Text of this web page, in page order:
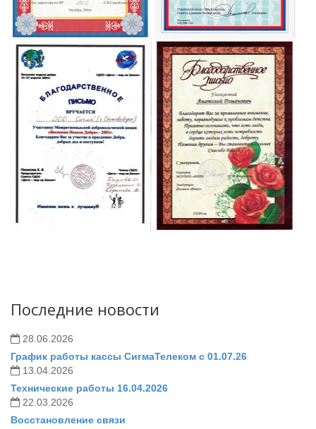
Последние новости
28.06.2026
График работы кассы СигмаТелеком с 01.07.26
13.04.2026
Технические работы 16.04.2026
22.03.2026
Восстановление связи